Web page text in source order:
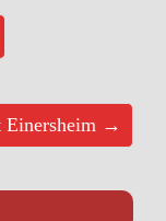
Einersheim →